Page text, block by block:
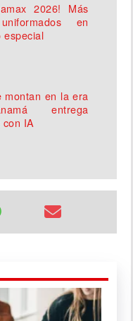
2026! Más
en
especial
montan en la era
entrega
IA